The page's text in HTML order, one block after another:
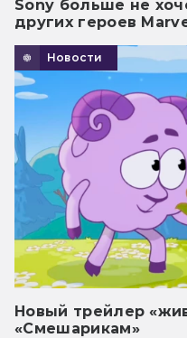
Sony больше не
других героев
Новости
Новый трейлер
«Смешарикам»